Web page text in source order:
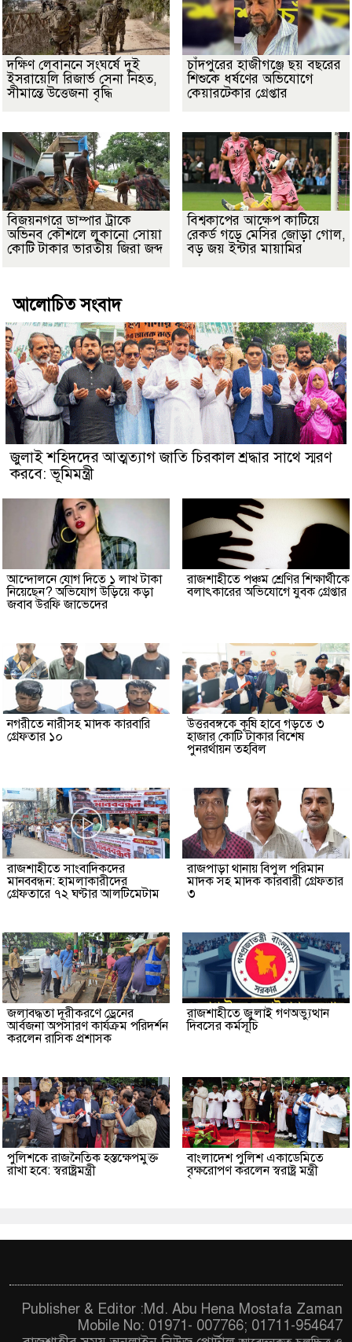
দক্ষিণ লেবাননে সংঘর্ষে দুই
ইসরায়েলি রিজার্ভ সেনা নিহত,
সীমান্তে উত্তেজনা বৃদ্ধি
চাঁদপুরের হাজীগঞ্জে ছয় বছরের
শিশুকে ধর্ষণের অভিযোগে
কেয়ারটেকার গ্রেপ্তার
বিজয়নগরে ডাম্পার ট্রাকে
অভিনব কৌশলে লুকানো সোয়া
কোটি টাকার ভারতীয় জিরা জব্দ
বিশ্বকাপের আক্ষেপ কাটিয়ে
রেকর্ড গড়ে মেসির জোড়া গোল,
বড় জয় ইন্টার মায়ামির
আলোচিত সংবাদ
জুলাই শহিদদের আত্মত্যাগ জাতি চিরকাল শ্রদ্ধার সাথে স্মরণ
করবে: ভূমিমন্ত্রী
আন্দোলনে যোগ দিতে ১ লাখ টাকা
নিয়েছেন? অভিযোগ উড়িয়ে কড়া
জবাব উরফি জাভেদের
রাজশাহীতে পঞ্চম শ্রেণির শিক্ষার্থীকে
বলাৎকারের অভিযোগে যুবক গ্রেপ্তার
নগরীতে নারীসহ মাদক কারবারি
গ্রেফতার ১০
উত্তরবঙ্গকে কৃষি হাবে গড়তে ৩
হাজার কোটি টাকার বিশেষ
পুনরর্থায়ন তহবিল
রাজশাহীতে সাংবাদিকদের
মানববন্ধন: হামলাকারীদের
গ্রেফতারে ৭২ ঘণ্টার আলটিমেটাম
রাজপাড়া থানায় বিপুল পরিমান
মাদক সহ মাদক কারবারী গ্রেফতার
৩
জলাবদ্ধতা দূরীকরণে ড্রেনের
আর্বজনা অপসারণ কার্যক্রম পরিদর্শন
করলেন রাসিক প্রশাসক
রাজশাহীতে জুলাই গণঅভ্যুত্থান
দিবসের কর্মসূচি
পুলিশকে রাজনৈতিক হস্তক্ষেপমুক্ত
রাখা হবে: স্বরাষ্ট্রমন্ত্রী
বাংলাদেশ পুলিশ একাডেমিতে
বৃক্ষরোপণ করলেন স্বরাষ্ট্র মন্ত্রী
Publisher & Editor :Md. Abu Hena Mostafa Zaman
Mobile No: 01971- 007766; 01711-954647